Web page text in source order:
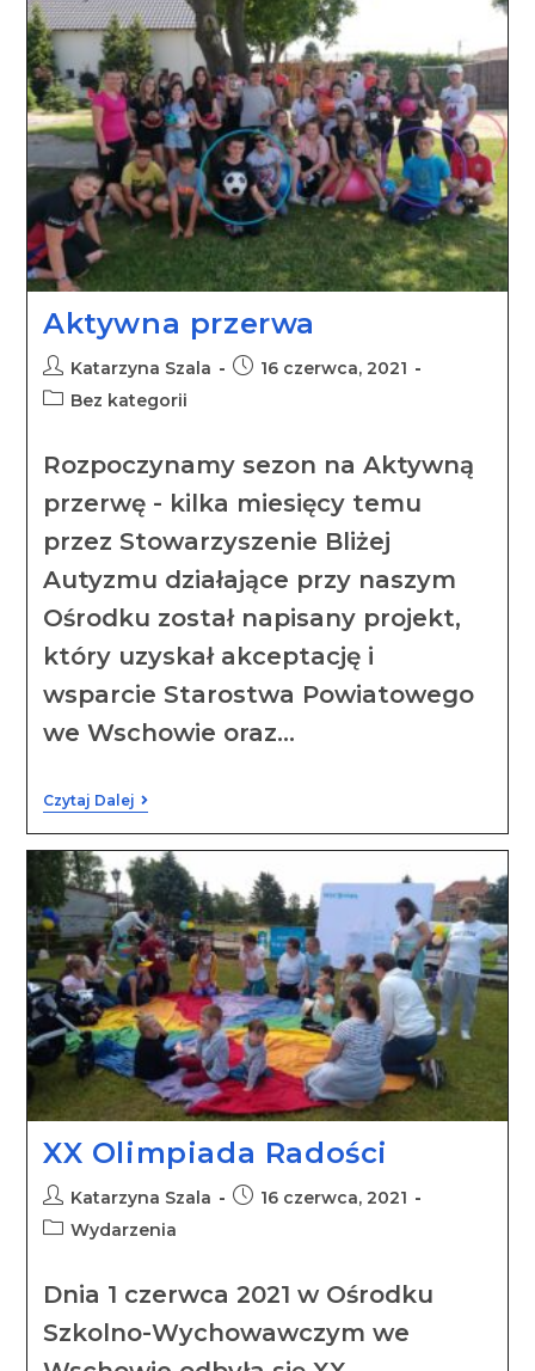
Aktywna przerwa
Katarzyna Szala
16 czerwca, 2021
Bez kategorii
Rozpoczynamy sezon na Aktywną
przerwę - kilka miesięcy temu
przez Stowarzyszenie Bliżej
Autyzmu działające przy naszym
Ośrodku został napisany projekt,
który uzyskał akceptację i
wsparcie Starostwa Powiatowego
we Wschowie oraz…
Czytaj Dalej
XX Olimpiada Radości
Katarzyna Szala
16 czerwca, 2021
Wydarzenia
Dnia 1 czerwca 2021 w Ośrodku
Szkolno-Wychowawczym we